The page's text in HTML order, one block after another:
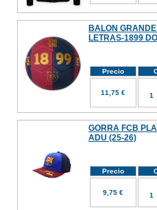
BALON
LETRAS-1899
Precio
11,75 €
GORRA FCB
ADU (25-26)
Precio
9,75 €